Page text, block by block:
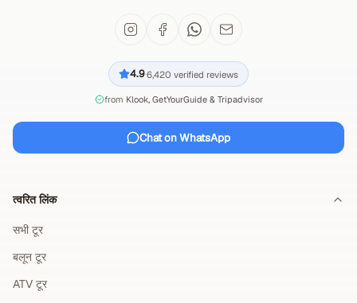
4.9·6,420 verified reviews
from Klook, GetYourGuide & Tripadvisor
Chat on WhatsApp
त्वरित लिंक
सभी टूर
बलून टूर
ATV टूर